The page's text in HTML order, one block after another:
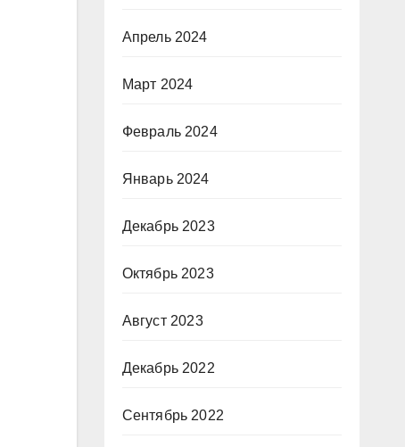
Апрель 2024
Март 2024
Февраль 2024
Январь 2024
Декабрь 2023
Октябрь 2023
Август 2023
Декабрь 2022
Сентябрь 2022